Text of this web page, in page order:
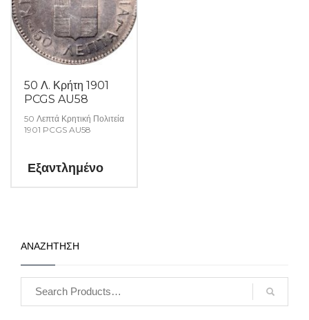
50 Λ. Κρήτη 1901
PCGS AU58
50 Λεπτά Κρητική Πολιτεία
1901 PCGS AU58
Εξαντλημένο
ΑΝΑΖΗΤΗΣΗ